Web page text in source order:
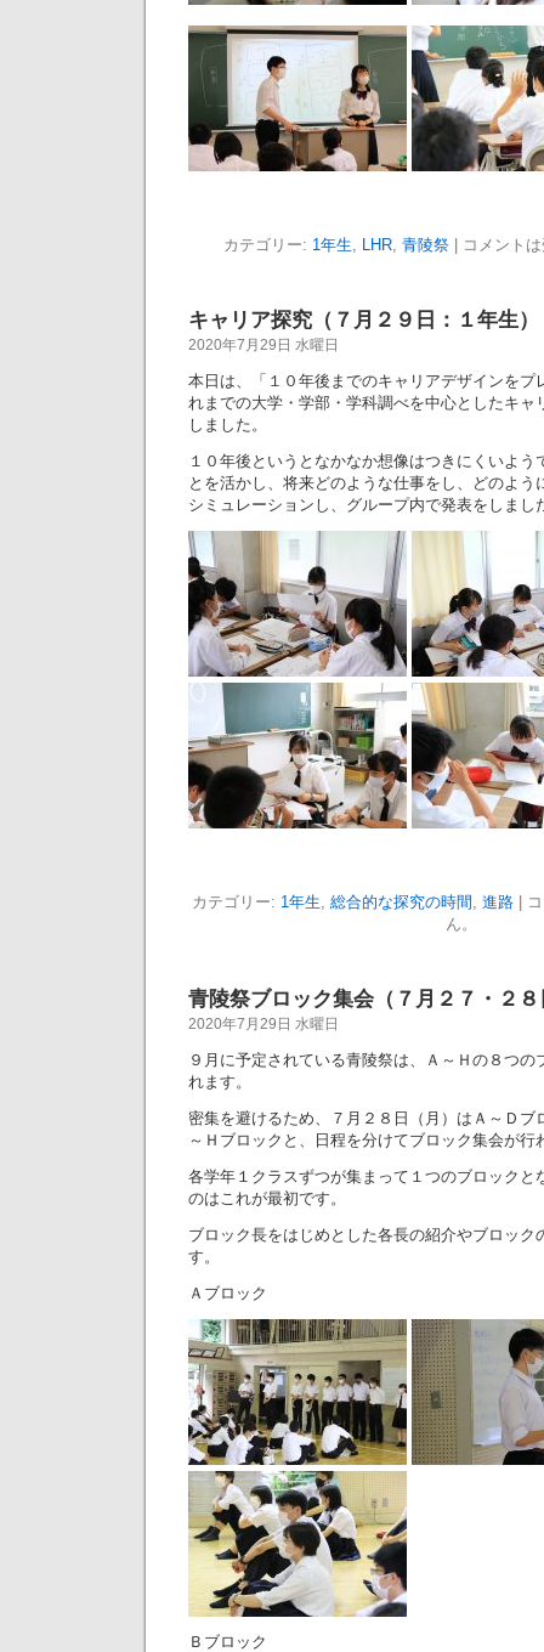
カテゴリー: 1年生, LHR, 青陵祭 コメント
キャリア探究（７月２９日：１年生）
2020年7月29日 水曜日
本日は、「１０年後までのキャリアデザインをプ
れまでの大学・学部・学科調べを中心としたキャ
しました。
１０年後というとなかなか想像はつきにくいよう
とを活かし、将来どのような仕事をし、どのよう
シミュレーションし、グループ内で発表をしまし
カテゴリー: 1年生, 総合的な探究の時間 , 進路|
ん。
青陵祭ブロック集会（７月２７・２
2020年7月29日 水曜日
９月に予定されている青陵祭は、Ａ～Ｈの８つの
れます。
密集を避けるため、７月２８日（月）はＡ～Ｄブ
～Ｈブロックと、日程を分けてブロック集会が行
各学年１クラスずつが集まって１つのブロックと
のはこれが最初です。
ブロック長をはじめとした各長の紹介やブロック
す。
Ａブロック
Ｂブロック